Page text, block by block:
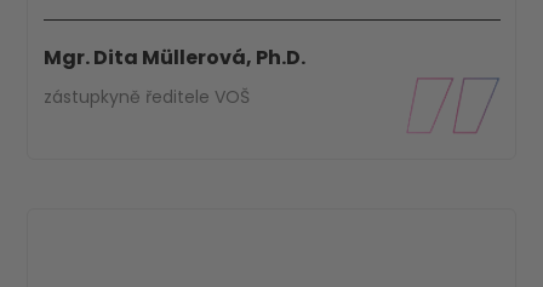
Mgr. Dita Müllerová, Ph.D.
zástupkyně ředitele VOŠ